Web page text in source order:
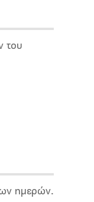
του
ημερών.